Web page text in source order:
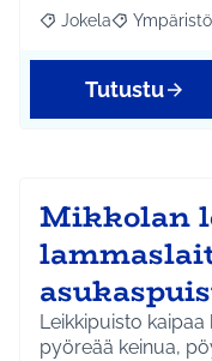
Rajaa tulokset
Jokela Rajaa
Ympäristö
Tutustu
Mikkolan
Leikkipuisto
pyöreää keinua,